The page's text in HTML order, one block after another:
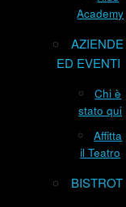
Academy
AZIENDE
ED EVENTI
Chi è
stato qui
Affitta
il Teatro
BISTROT